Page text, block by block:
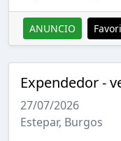
ANUNCIO
Expendedor -
27/07/2026
Estepar, Burgos